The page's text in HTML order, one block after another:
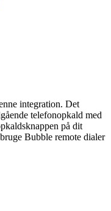
integration. Det
telefonopkald med
på dit
Bubble remote dialer